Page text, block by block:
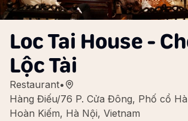
Loc Tai House -
Lộc Tài
Restaurant•
Hàng Điếu/76 P. Cửa Đông, Phố cổ
Hoàn Kiếm, Hà Nội, Vietnam